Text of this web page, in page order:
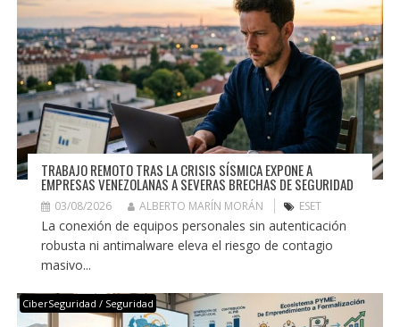
TRABAJO REMOTO TRAS LA CRISIS SÍSMICA EXPONE A
EMPRESAS VENEZOLANAS A SEVERAS BRECHAS DE SEGURIDAD
03/08/2026 ALBERTO MARÍN MORÁN ESET
La conexión de equipos personales sin autenticación
robusta ni antimalware eleva el riesgo de contagio
masivo...
CiberSeguridad / Seguridad